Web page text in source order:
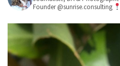
Founder @sunrise.consulting